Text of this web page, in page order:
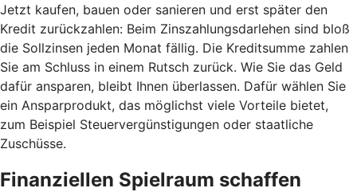
Jetzt kaufen, bauen oder sanieren und erst später den
Kredit zurückzahlen: Beim Zinszahlungsdarlehen sind bloß
die Sollzinsen jeden Monat fällig. Die Kreditsumme zahlen
Sie am Schluss in einem Rutsch zurück. Wie Sie das Geld
dafür ansparen, bleibt Ihnen überlassen. Dafür wählen Sie
ein Ansparprodukt, das möglichst viele Vorteile bietet,
zum Beispiel Steuervergünstigungen oder staatliche
Zuschüsse.
Finanziellen Spielraum schaffen